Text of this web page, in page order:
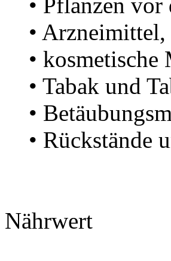
• Pflanzen vor
• Arzneimittel,
• kosmetische
• Tabak und
•
• Rückstände
Nährwert